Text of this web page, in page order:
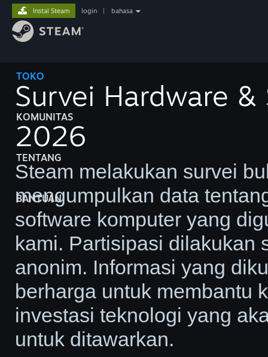
TOKO
KOMUNITAS
TENTANG
BANTUAN
Instal Steam login bahasa
Survei Hardware
2026
Steam melakukan survei
mengumpulkan data
software komputer yang
kami. Partisipasi dilakukan
anonim. Informasi yang
berharga untuk membantu
investasi teknologi yang
untuk ditawarkan.